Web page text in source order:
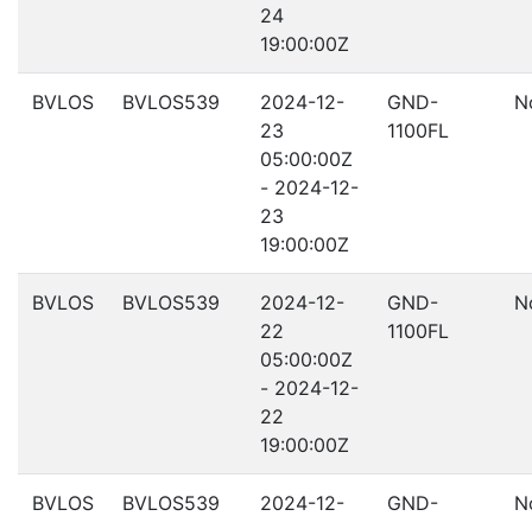
24
19:00:00Z
BVLOS BVLOS539
2024-12-
23
05:00:00Z
- 2024-12-
23
19:00:00Z
GND-
1100FL
BVLOS BVLOS539
2024-12-
22
05:00:00Z
- 2024-12-
22
19:00:00Z
GND-
1100FL
BVLOS BVLOS539
2024-12-
GND-